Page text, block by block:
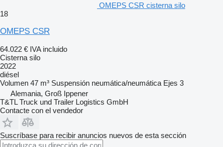
OMEPS CSR cisterna silo
18
OMEPS CSR
64.022 € IVA incluido
Cisterna silo
2022
diésel
Volumen 47 m³ Suspensión neumática/neumática Ejes 3
Alemania, Groß Ippener
T&TL Truck und Trailer Logistics GmbH
Contacte con el vendedor
Suscríbase para recibir anuncios nuevos de esta sección